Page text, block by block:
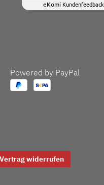
eKomi Kundenfeedback
Powered by PayPal
Vertrag widerrufen